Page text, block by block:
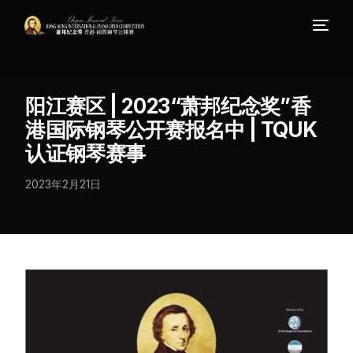
阳江赛区 | 2023“萧邦纪念奖”香
港国际钢琴公开赛报名中 | TQUK
认证钢琴赛事
2023年2月21日